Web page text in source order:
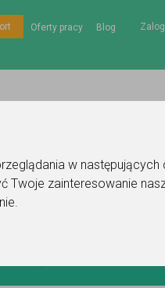
w
Twoje zainteresowanie
.
Oferty pracy Blog